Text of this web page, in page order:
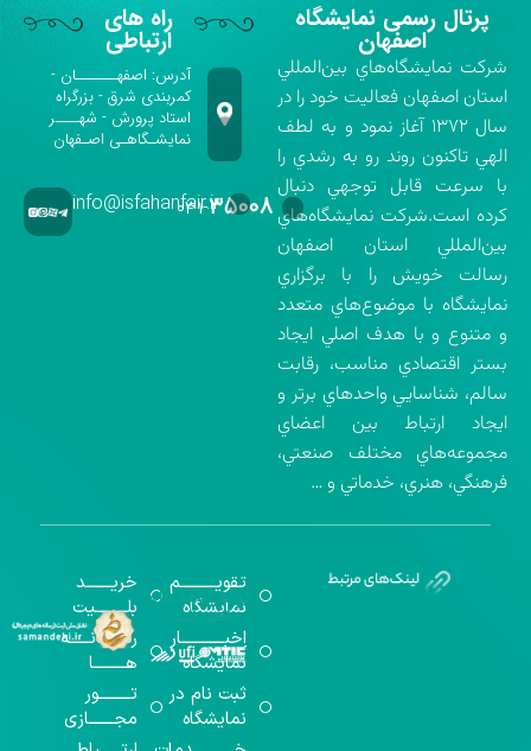
پرتال رسمی نمایشگاه
اصفهان
شركت نمايشگاه‌هاي بين‌المللي
استان اصفهان فعاليت خود را در
سال ۱۳۷۲ آغاز نمود و به لطف
الهي تاكنون روند رو به رشدي را
با سرعت قابل توجهي دنبال
كرده است.شركت نمايشگاه‌هاي
بين‌المللي استان اصفهان
رسالت خويش را با برگزاري
نمايشگاه با موضوع‌هاي متعدد
و متنوع و با هدف اصلي ايجاد
بستر اقتصادي مناسب، رقابت
سالم، شناسايي واحدهاي برتر و
ايجاد ارتباط بين اعضاي
مجموعه‌هاي مختلف صنعتي،
فرهنگي، هنري، خدماتي و …
راه های
ارتباطی
آدرس: اصفهـــــــان -
کمربندی شرق - بزرگراه
استاد پرورش - شهــــر
نمایشـگاهـی اصـفهان
۰۳۱-۳۵۰۰۸info@isfahanfair.ir
تقویــــــــــم
نمایشگاه
اخبــــــــــــار
نمایشگاه
ثبت نام در
نمایشگاه
خریـــــــد
بلـــــــــیت
رســـــانــــــه
هـــــــــا
تـــــــــور
مجـــــــازی
گواهینامه‌های
اخذ شده